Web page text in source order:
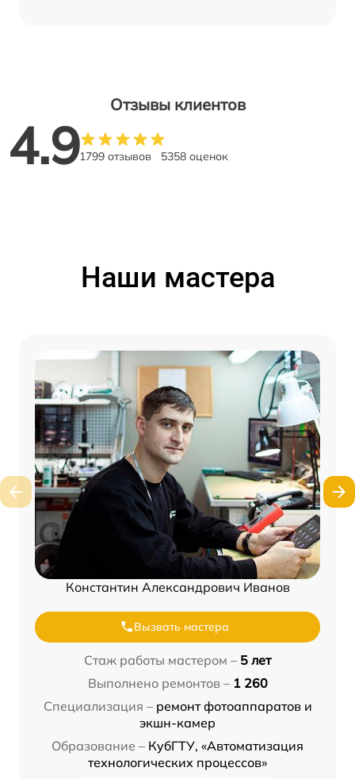
Отзывы клиентов
4.91799 отзывов 5358 оценок
Наши мастера
Константин Александрович Иванов
Вызвать мастера
Стаж работы мастером – 5 лет
Выполнено ремонтов – 1 260
Специализация – ремонт фотоаппаратов и
экшн-камер
Образование – КубГТУ, «Автоматизация
технологических процессов»